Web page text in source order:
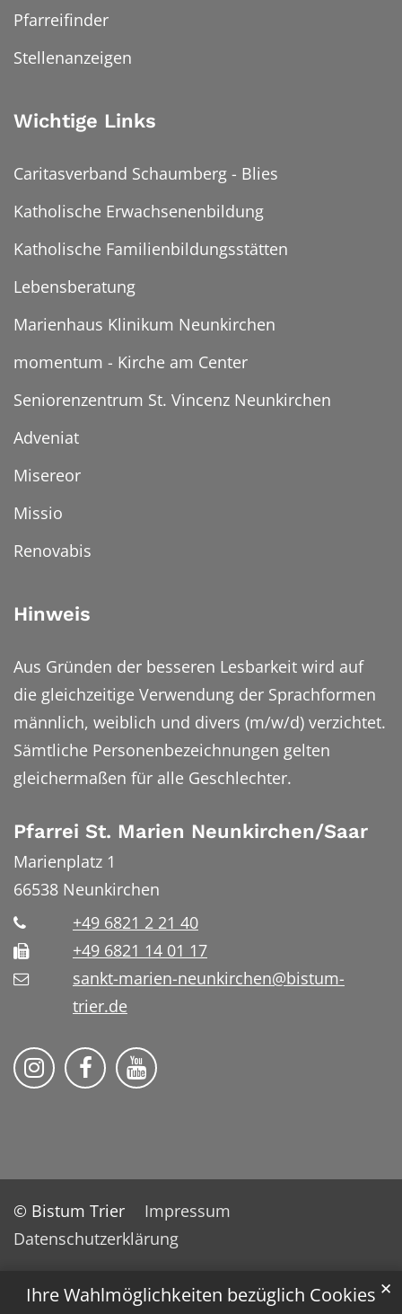
Ihre Wahlmöglichkeiten bezüglich Cookies ✕
Pfarreifinder
Stellenanzeigen
Wichtige Links
Caritasverband Schaumberg - Blies
Katholische Erwachsenenbildung
Katholische Familienbildungsstätten
Lebensberatung
Marienhaus Klinikum Neunkirchen
momentum - Kirche am Center
Seniorenzentrum St. Vincenz Neunkirchen
Adveniat
Misereor
Missio
Renovabis
Hinweis
Aus Gründen der besseren Lesbarkeit wird auf
die gleichzeitige Verwendung der Sprachformen
männlich, weiblich und divers (m/w/d) verzichtet.
Sämtliche Personenbezeichnungen gelten
gleichermaßen für alle Geschlechter.
Pfarrei St. Marien Neunkirchen/Saar
Marienplatz 1
66538 Neunkirchen
+49 6821 2 21 40
+49 6821 14 01 17
sankt-marien-neunkirchen@bistum-
trier.de
Bistum Trier auf Instragram
Die Pfarrei auf Facebook
Die Pfarrei auf YouTube
© Bistum Trier
Impressum
Datenschutzerklärung